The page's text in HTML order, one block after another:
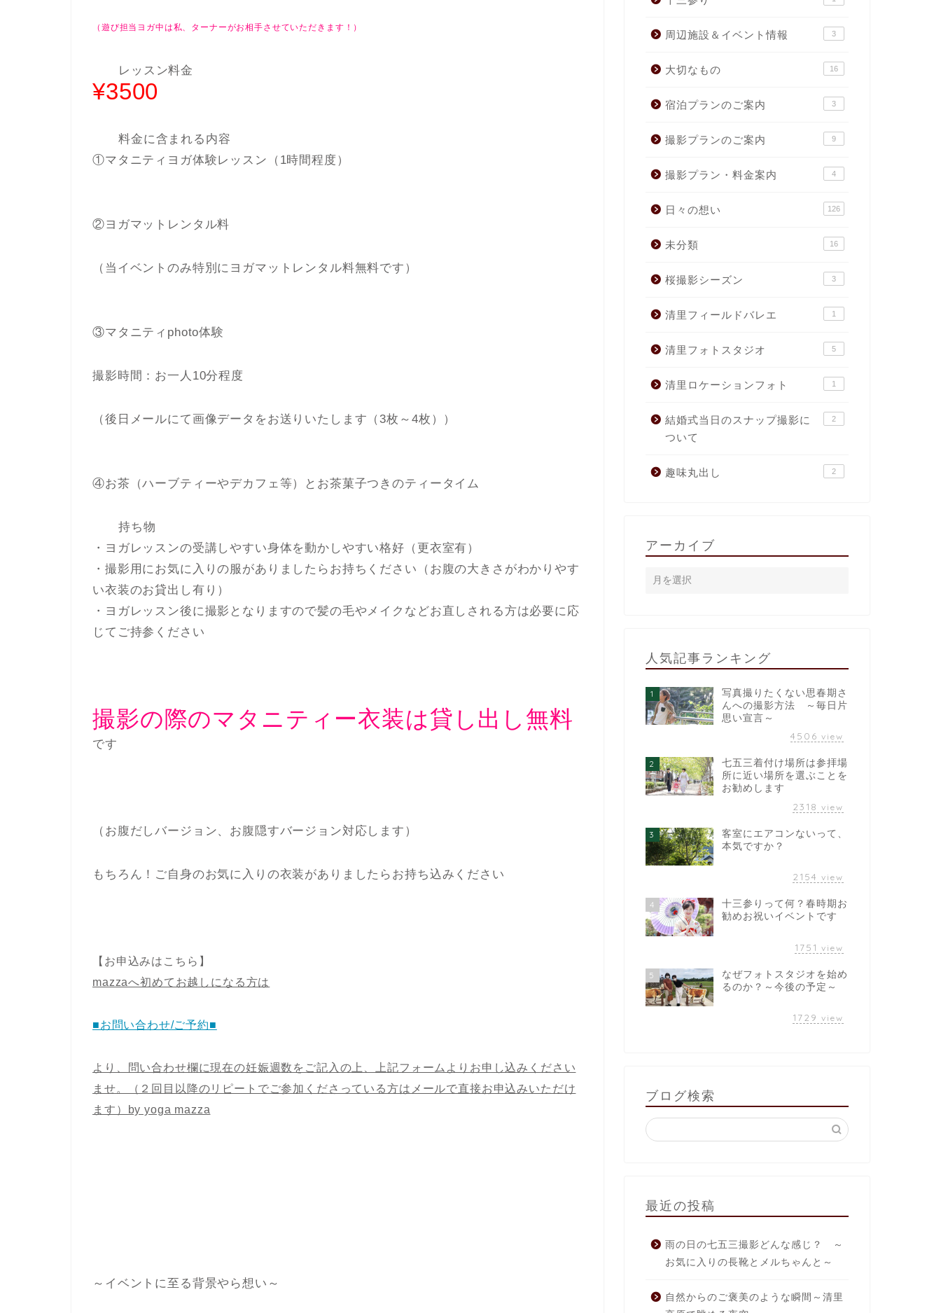
（遊び担当ヨガ中は私、ターナーがお相手させていただきます！）
レッスン料金
¥3500
料金に含まれる内容
①マタニティヨガ体験レッスン（1時間程度）
②ヨガマットレンタル料
（当イベントのみ特別にヨガマットレンタル料無料です）
③マタニティphoto体験
撮影時間：お一人10分程度
（後日メールにて画像データをお送りいたします（3枚～4枚））
④お茶（ハーブティーやデカフェ等）とお茶菓子つきのティータイム
持ち物
・ヨガレッスンの受講しやすい身体を動かしやすい格好（更衣室有）
・撮影用にお気に入りの服がありましたらお持ちください（お腹の大きさがわかりやす
い衣装のお貸出し有り）
・ヨガレッスン後に撮影となりますので髪の毛やメイクなどお直しされる方は必要に応
じてご持参ください
撮影の際のマタニティー衣装は貸し出し無料
です
（お腹だしバージョン、お腹隠すバージョン対応します）
もちろん！ご自身のお気に入りの衣装がありましたらお持ち込みください
【お申込みはこちら】
mazzaへ初めてお越しになる方は
■お問い合わせ/ご予約■
より、問い合わせ欄に現在の妊娠週数をご記入の上、上記フォームよりお申し込みください
ませ。（２回目以降のリピートでご参加くださっている方はメールで直接お申込みいただけ
ます）by yoga mazza
～イベントに至る背景やら想い～
周辺施設＆イベント情報 3
大切なもの 16
宿泊プランのご案内 3
撮影プランのご案内 9
撮影プラン・料金案内 4
日々の想い 126
未分類 16
桜撮影シーズン 3
清里フィールドバレエ 1
清里フォトスタジオ 5
清里ロケーションフォト 1
結婚式当日のスナップ撮影に
ついて
2
趣味丸出し 2
アーカイブ
人気記事ランキング
1
写真撮りたくない思春期さ
んへの撮影方法 ～毎日片
思い宣言～
4506 view
2
七五三着付け場所は参拝場
所に近い場所を選ぶことを
お勧めします
2318 view
3
客室にエアコンないって、
本気ですか？
2154 view
4
十三参りって何？春時期お
勧めお祝いイベントです
1751 view
5
なぜフォトスタジオを始め
るのか？～今後の予定～
1729 view
ブログ検索
最近の投稿
雨の日の七五三撮影どんな感じ？ ～
お気に入りの長靴とメルちゃんと～
自然からのご褒美のような瞬間～清里